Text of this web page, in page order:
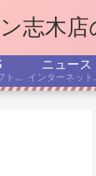
志木
マイクロソフト公認資格「Microsoft Office Specialist」取得を目指す方のために、MOS有資格者の当店インストラクターが、資格試験対策・学習法などについて書いています。
ニュース
インターネット、